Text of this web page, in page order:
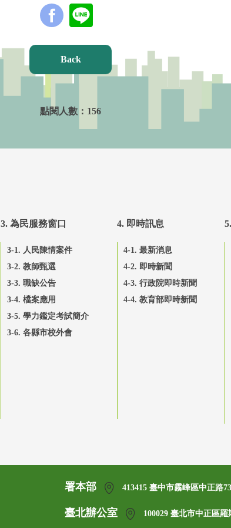
Back
點閱人數： 156
3. 為民服務窗口
3-1. 人民陳情案件
3-2. 教師甄選
3-3. 職缺公告
3-4. 檔案應用
3-5. 學力鑑定考試簡介
3-6. 各縣市校外會
4. 即時訊息
4-1. 最新消息
4-2. 即時新聞
4-3. 行政院即時新聞
4-4. 教育部即時新聞
署本部 413415 臺中市霧峰區中正路
臺北辦公室 100029 臺北市中正區